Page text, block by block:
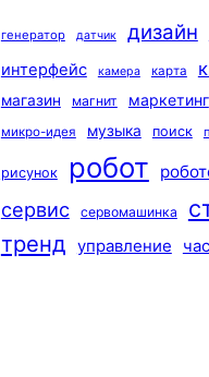
генератор датчик дизайн
интерфейс камера карта
магазин магнит маркетинг
микро-идея музыка поиск
рисунок робот
сервис сервомашинка
тренд управление